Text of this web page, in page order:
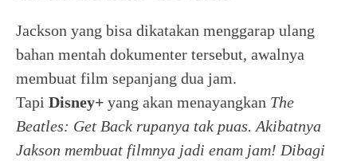
Jackson yang bisa dikatakan menggarap ulang
bahan mentah dokumenter tersebut, awalnya
membuat film sepanjang dua jam.
Tapi Disney+ yang akan menayangkan The
Beatles: Get Back rupanya tak puas. Akibatnya
Jakson membuat filmnya jadi enam jam! Dibagi